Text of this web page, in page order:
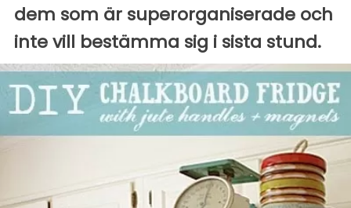
dem som är superorganiserade och
inte vill bestämma sig i sista stund.